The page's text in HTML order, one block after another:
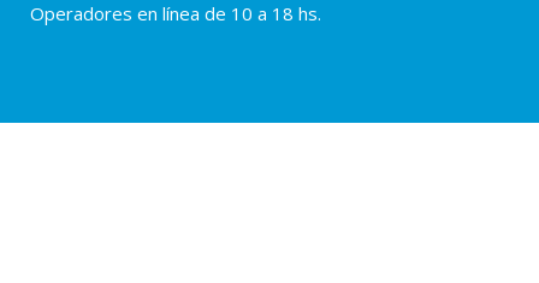
Operadores en línea de 10 a 18 hs.
PROVEEDORES